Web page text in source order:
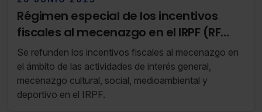
Régimen especial de los incentivos
fiscales al mecenazgo en el IRPF (RF
24/23 13 de Junio de 2023 al 19 de Junio
de 2023)
Se refunden los incentivos fiscales al mecenazgo en
el ámbito de las actividades de interés general,
mecenazgo cultural, social, medioambiental y
deportivo en el IRPF.